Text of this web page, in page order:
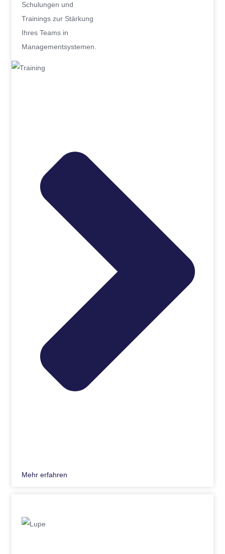
Schulungen und
Trainings zur Stärkung
Ihres Teams in
Managementsystemen.
Mehr erfahren